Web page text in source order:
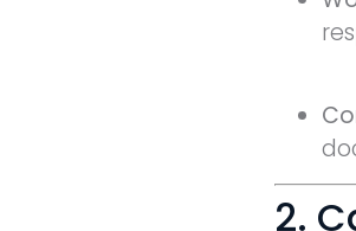
2.